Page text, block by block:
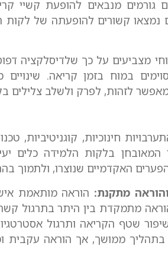
גורמים מנבאים להופעת קשיי
נמצאו קשורים להופעתה של לקות
מצביעים על כך שלדיסלקציה
במוח בזמן קריאה. שינויים
לזהות, לפרק ולשלב צלילים
חינוכיות, קוגניטיביות,
בלקות הלמידה כלים
האקדמיים שנוצרו, ולתמוך
הוראה מותאמת
מתמקדת בין היתר בתרגול
שטף הקריאה ותרגול
בתהליך ממושך, אך הוראה עקבית